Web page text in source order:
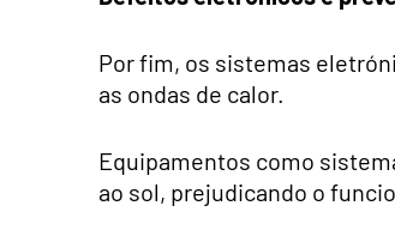
Por fim, os sistemas
as ondas de calor.
Equipamentos como
ao sol, prejudicando o